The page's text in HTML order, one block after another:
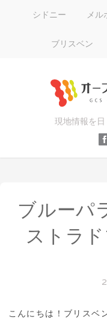
シドニー メル
ブリスベン
現地情報を
ブルーパ
ストラ
こんにちは！ブリスベ